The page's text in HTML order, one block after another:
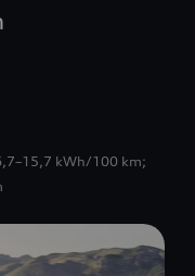
kWh/100 km;